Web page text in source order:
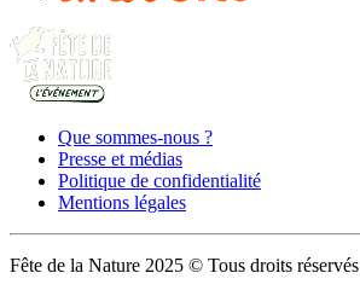
Que sommes-nous ?
Presse et médias
Politique de confidentialité
Mentions légales
Fête de la Nature 2025 © Tous droits réservés